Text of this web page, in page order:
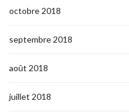
octobre 2018
septembre 2018
août 2018
juillet 2018